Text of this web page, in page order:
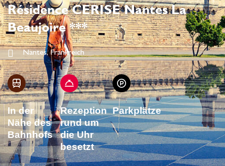
Résidence CERISE Nantes La
Beaujoire ***
Nantes, Frankreich
In der
Nähe des
Bahnhofs
Rezeption
rund um
die Uhr
besetzt
Parkplätze